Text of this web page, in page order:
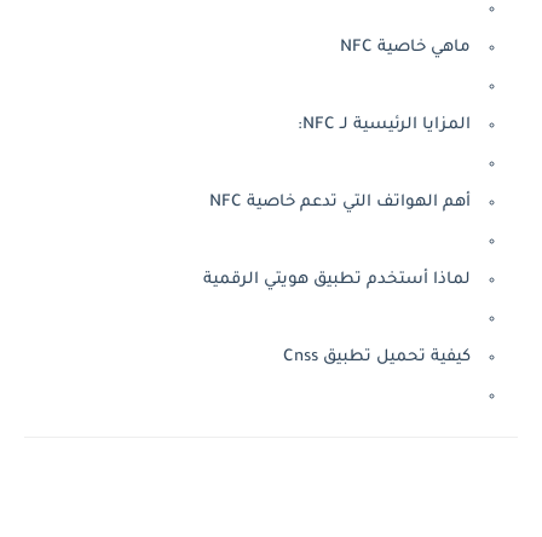
ماهي خاصية NFC
المزايا الرئيسية لـ NFC:
أهم الهواتف التي تدعم خاصية NFC
لماذا أستخدم تطبيق هويتي الرقمية
كيفية تحميل تطبيق Cnss